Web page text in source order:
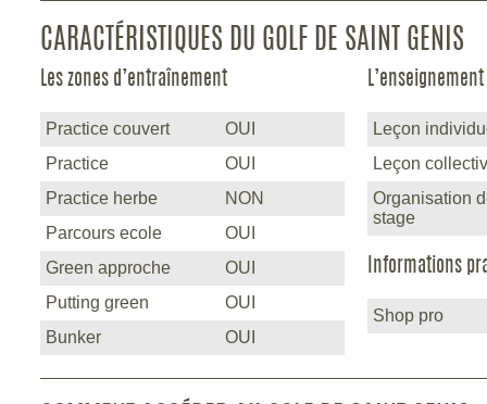
CARACTÉRISTIQUES DU GOLF DE SAINT GENIS
Les zones d’entraînement
Practice couvert
OUI
Practice
OUI
Practice herbe
NON
Parcours ecole
OUI
Green approche
OUI
Putting green
OUI
Bunker
OUI
L’enseignement
Leçon
Leçon
Organisation
stage
Informations
Shop pro